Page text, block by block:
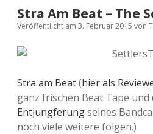
Stra Am Beat – The
Veröffentlicht am 3. Februar 2015 von
Stra am Beat(hier als
ganz frischen Beat Tape und
Entjungferungseines
noch viele weitere folgen.)